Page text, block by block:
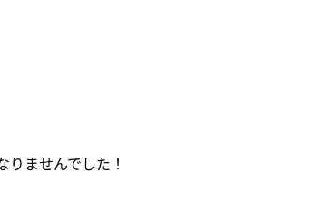
ませんでした！